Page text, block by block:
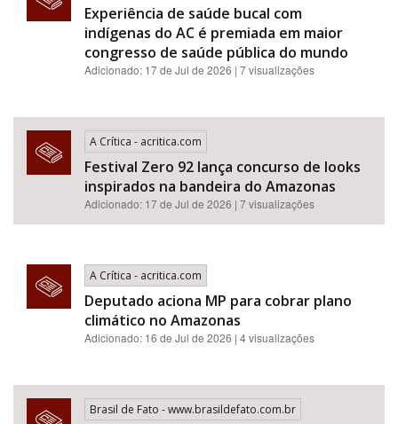
Experiência de saúde bucal com
indígenas do AC é premiada em maior
congresso de saúde pública do mundo
Adicionado: 17 de Jul de 2026 | 7 visualizações
A Crítica - acritica.com
Festival Zero 92 lança concurso de looks
inspirados na bandeira do Amazonas
Adicionado: 17 de Jul de 2026 | 7 visualizações
A Crítica - acritica.com
Deputado aciona MP para cobrar plano
climático no Amazonas
Adicionado: 16 de Jul de 2026 | 4 visualizações
Brasil de Fato - www.brasildefato.com.br